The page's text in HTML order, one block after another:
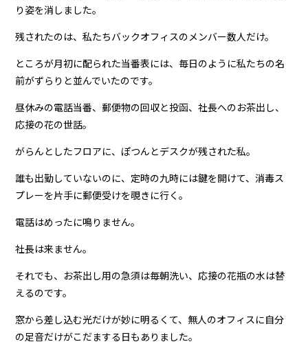
り姿を消しました。
残されたのは、私たちバックオフィスのメンバー数人だけ。
ところが月初に配られた当番表には、毎日のように私たちの名
前がずらりと並んでいたのです。
昼休みの電話当番、郵便物の回収と投函、社長へのお茶出し、
応接の花の世話。
がらんとしたフロアに、ぽつんとデスクが残された私。
誰も出勤していないのに、定時の九時には鍵を開けて、消毒ス
プレーを片手に郵便受けを覗きに行く。
電話はめったに鳴りません。
社長は来ません。
それでも、お茶出し用の急須は毎朝洗い、応接の花瓶の水は替
えるのです。
窓から差し込む光だけが妙に明るくて、無人のオフィスに自分
の足音だけがこだまする日もありました。